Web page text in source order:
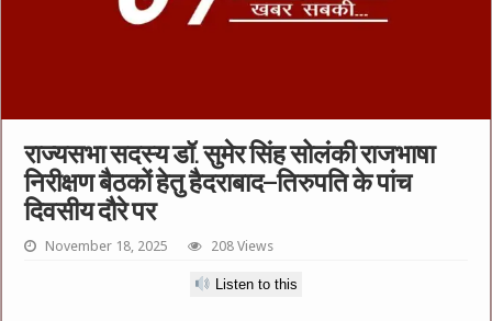
राज्यसभा सदस्य डॉ. सुमेर सिंह सोलंकी राजभाषा
निरीक्षण बैठकों हेतु हैदराबाद–तिरुपति के पांच
दिवसीय दौरे पर
November 18, 2025 208 Views
Listen to this